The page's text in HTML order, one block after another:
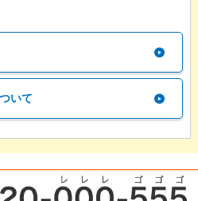
いて